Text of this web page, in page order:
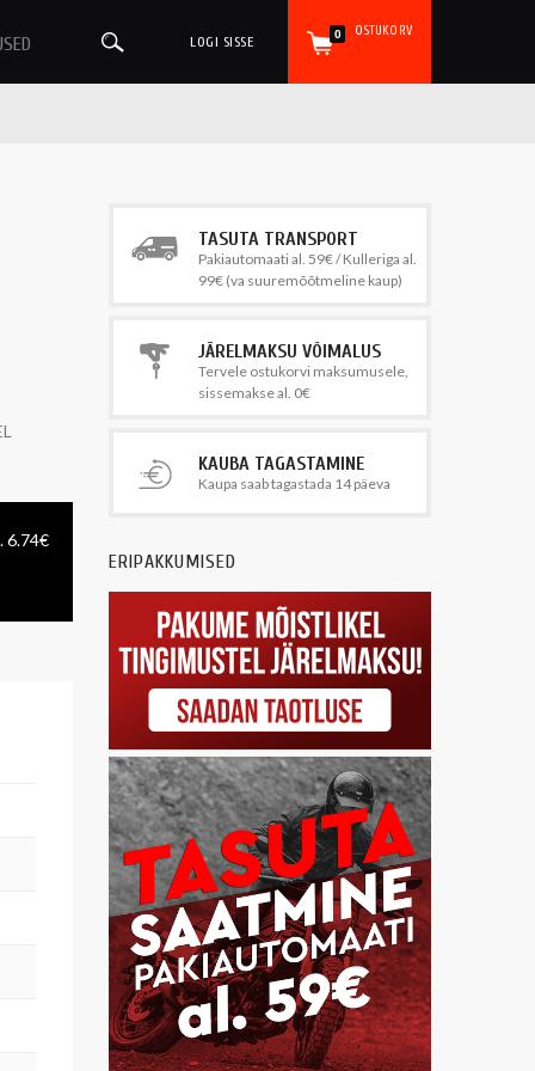
OSTUKORV
0
LOGI SISSE
TASUTA TRANSPORT
Pakiautomaati al. 59€ / Kulleriga al.
99€ (va suuremõõtmeline kaup)
JÄRELMAKSU VÕIMALUS
Tervele ostukorvi maksumusele,
sissemakse al. 0€
KAUBA TAGASTAMINE
Kaupa saab tagastada 14 päeva
ERIPAKKUMISED
6.74€